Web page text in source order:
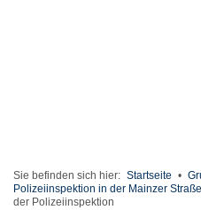
Sie befinden sich hier: Startseite •
Polizeiinspektion in der Mainzer Straße
der Polizeiinspektion